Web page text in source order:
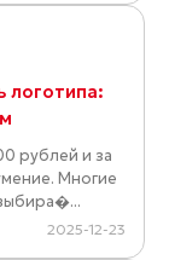
логотипа:
рублей и за
Многие
2025-12-23